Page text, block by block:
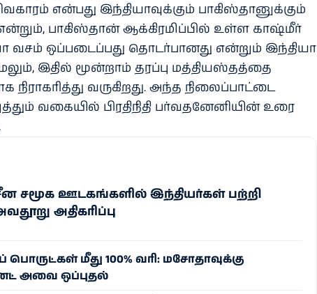
என்பது இந்தியாவுக்கும் பாகிஸ்தானுக்கும்
பாகிஸ்தான் ஆக்கிரமிப்பில் உள்ள காஷ்மீர்
வசம் ஒப்படைப்பது தொடர்பானது என்றும் இந்தியா
மேலும், இதில் மூன்றாம் தரப்பு மத்தியஸ்தத்தை
நிராகரித்து வருகிறது. அந்த நிலைப்பாட்டை
வகையில் பிரதிநிதி பர்வதனேனியின் உரை
சமூக ஊடகங்களில் இந்தியர்கள் பற்றி
அதிகரிப்பு
மீது 100% வரி: மசோதாவுக்கு
அவை ஒப்புதல்